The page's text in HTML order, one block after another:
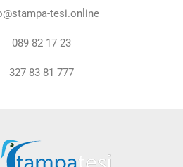
tesi.online
089 82 17 23
327 83 81 777